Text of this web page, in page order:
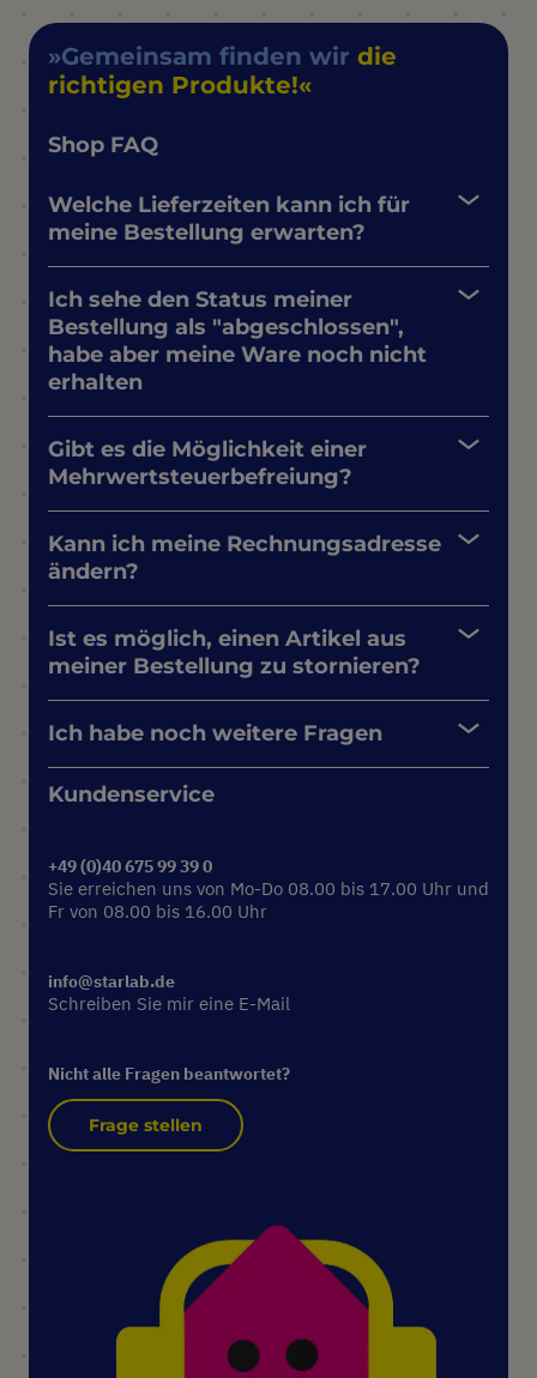
Gemeinsam finden wir die
richtigen Produkte!
Shop FAQ
Welche Lieferzeiten kann ich für
meine Bestellung erwarten?
Ich sehe den Status meiner
Bestellung als "abgeschlossen",
habe aber meine Ware noch nicht
erhalten
Gibt es die Möglichkeit einer
Mehrwertsteuerbefreiung?
Kann ich meine Rechnungsadresse
ändern?
Ist es möglich, einen Artikel aus
meiner Bestellung zu stornieren?
Ich habe noch weitere Fragen
Kundenservice
+49 (0)40 675 99 39 0
Sie erreichen uns von Mo-Do 08.00 bis 17.00 Uhr und
Fr von 08.00 bis 16.00 Uhr
info@starlab.de
Schreiben Sie mir eine E-Mail
Nicht alle Fragen beantwortet?
Frage stellen